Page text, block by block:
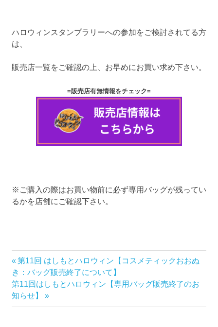
ハロウィンスタンプラリーへの参加をご検討されてる方
は、
販売店一覧をご確認の上、お早めにお買い求め下さい。
=販売店有無情報をチェック=
※ご購入の際はお買い物前に必ず専用バッグが残ってい
るかを店舗にご確認下さい。
投
稿
ナ
前
の
記
事:
第11回 はしもとハロウィン【コスメティックおおぬ
き：バッグ販売終了について】
次
の
記
第11回はしもとハロウィン【専用バッグ販売終了のお
知らせ】